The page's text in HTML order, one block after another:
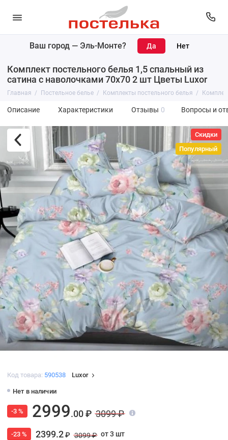
Ваш город — Эль-Монте?
Комплект постельного белья 1,5 спальный из
сатина с наволочками 70х70 2 шт Цветы Luxor
Главная Постельное белье Комплекты постельного белья
Описание Характеристики Отзывы 0 Вопросы и
Скидки
Популярный
Код товара: 590538 Luxor
Нет в наличии
-3 % 2999.00 ₽ 3099 ₽
-23 % 2399.2₽ 3099 ₽ от 3 шт